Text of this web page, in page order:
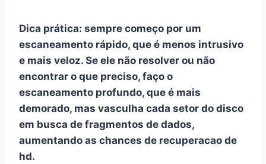
Dica prática: sempre começo por um
escaneamento rápido, que é menos intrusivo
e mais veloz. Se ele não resolver ou não
encontrar o que preciso, faço o
escaneamento profundo, que é mais
demorado, mas vasculha cada setor do disco
em busca de fragmentos de dados,
aumentando as chances de recuperacao de
hd.